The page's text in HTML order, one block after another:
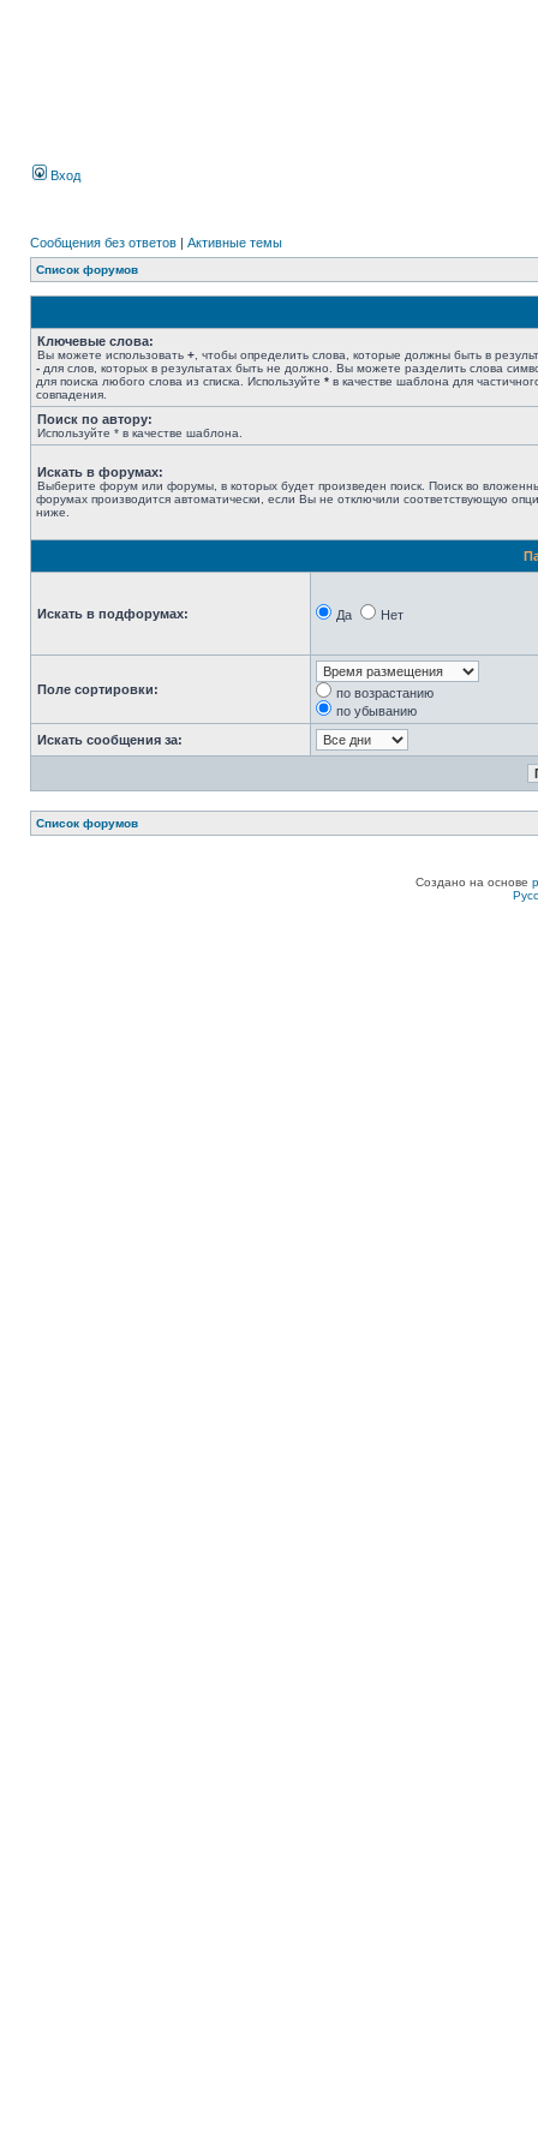
Вход
Сообщения без ответов | Активные темы
Список форумов
Ключевые слова:
Вы можете использовать + , чтобы определить слова, которые должны быть в
- для слов, которых в результатах быть не должно. Вы можете разделить слова
для поиска любого слова из списка. Используйте * в качестве шаблона для
совпадения.
Поиск по автору:
Используйте * в качестве шаблона.
Искать в форумах:
Выберите форум или форумы, в которых будет произведен поиск. Поиск во
форумах производится автоматически, если Вы не отключили соответствующую
ниже.
Искать в подфорумах: Да Нет
Поле сортировки:
по возрастанию
по убыванию
Искать сообщения за:
Список форумов
Создано на основе